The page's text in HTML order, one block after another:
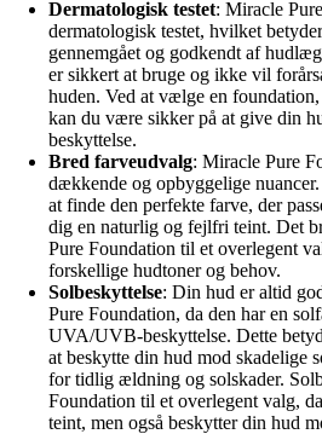
Dermatologisk testet: Miracle
dermatologisk testet, hvilket
gennemgået og godkendt af
er sikkert at bruge og ikke vil
huden. Ved at vælge en
kan du være sikker på at give din
beskyttelse.
Bred farveudvalg: Miracle Pure
dækkende og opbyggelige
at finde den perfekte farve, der
dig en naturlig og fejlfri teint. Det
Pure Foundation til et overlegent
forskellige hudtoner og behov.
Solbeskyttelse: Din hud er altid
Pure Foundation, da den har en
UVA/UVB-beskyttelse. Dette
at beskytte din hud mod skadelige
for tidlig ældning og solskader.
Foundation til et overlegent valg,
teint, men også beskytter din hud